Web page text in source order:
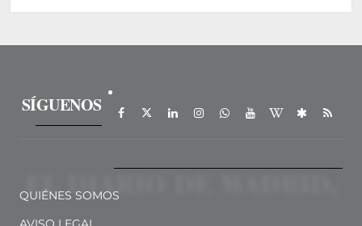
SÍGUENOS
QUIÉNES SOMOS